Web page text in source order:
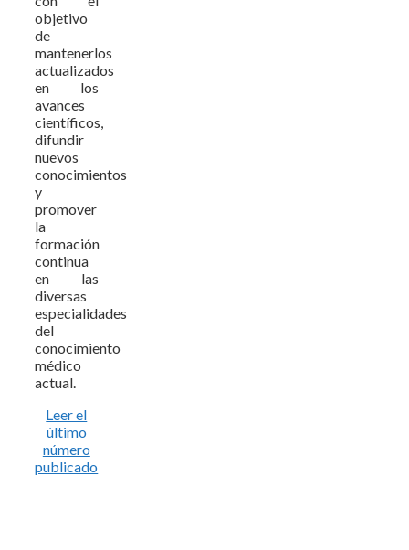
objetivo
de
mantenerlos
actualizados
en los
avances
científicos,
difundir
nuevos
conocimientos
y
promover
la
formación
continua
en las
diversas
especialidades
del
conocimiento
médico
actual.
Leer el
último
número
publicado